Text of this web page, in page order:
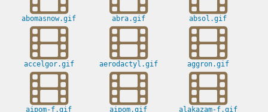
abomasnow.gif abra.gif absol.gif
accelgor.gif aerodactyl.gif aggron.gif
aipom-f.gif aipom.gif alakazam-f.gif